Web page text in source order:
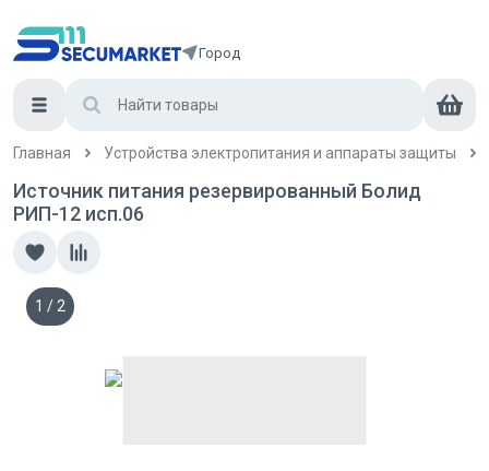
Город
Главная Устройства электропитания и аппараты защиты
Источник питания резервированный Болид
РИП-12 исп.06
1 / 2